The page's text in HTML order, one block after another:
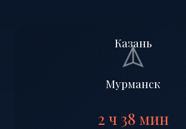
Казань
Мурманск
2 ч 38 мин